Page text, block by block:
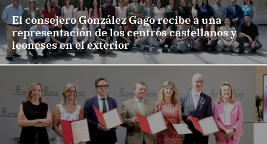
El consejero González Gago recibe a una
representación de los centros castellanos y
leoneses en el exterior